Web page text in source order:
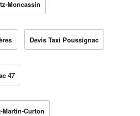
Moncassin
Devis Taxi Poussignac
47
Martin-Curton